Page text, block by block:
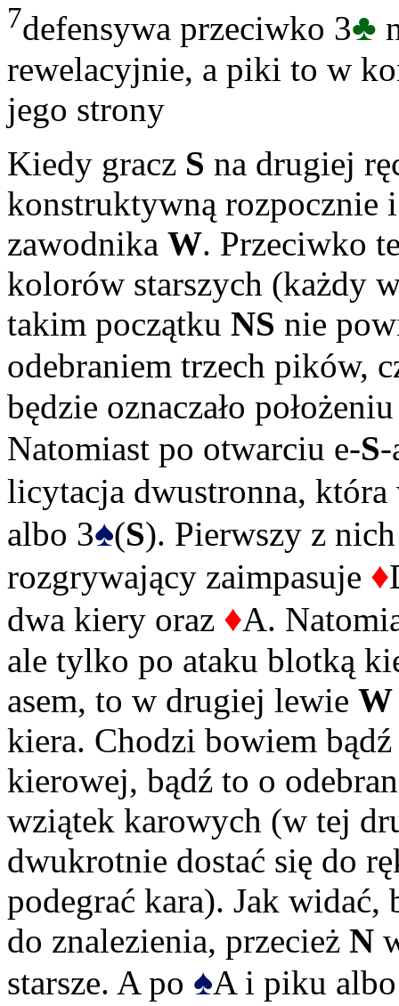
7defensywa przeciwko 3♣
rewelacyjnie, a piki to w
jego strony
Kiedy gracz S na drugiej
konstruktywną rozpocznie
zawodnika W. Przeciwko
kolorów starszych (każdy
takim początku NS nie
odebraniem trzech pików,
będzie oznaczało
Natomiast po otwarciu e-S-
licytacja dwustronna,
albo 3♠(S). Pierwszy z
rozgrywający zaimpasuje ♦
dwa kiery oraz ♦A.
ale tylko po ataku blotką
asem, to w drugiej lewie W
kiera. Chodzi bowiem
kierowej, bądź to o
wziątek karowych (w tej
dwukrotnie dostać się do
podegrać kara). Jak widać,
do znalezienia, przecież N
starsze. A po ♠A i piku